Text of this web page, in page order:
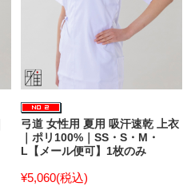
弓道 女性用 夏用 吸汗速乾 上衣
｜ポリ100%｜SS・S・M・
L【メール便可】1枚のみ
¥5,060(税込)